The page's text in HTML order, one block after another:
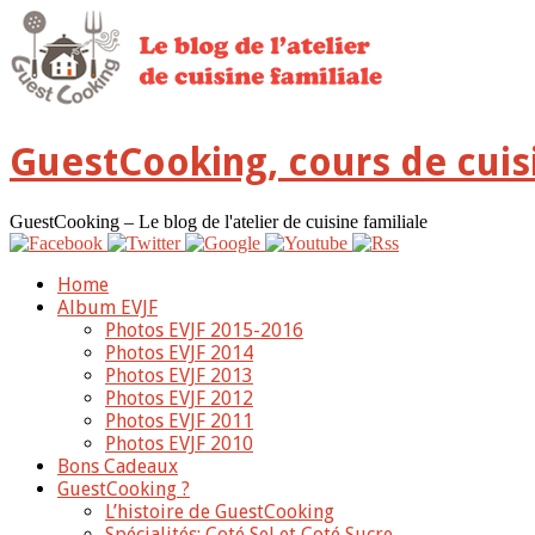
GuestCooking, cours de
GuestCooking – Le blog de l'atelier de cuisine familiale
Home
Album EVJF
Photos EVJF 2015-2016
Photos EVJF 2014
Photos EVJF 2013
Photos EVJF 2012
Photos EVJF 2011
Photos EVJF 2010
Bons Cadeaux
GuestCooking ?
L’histoire de GuestCooking